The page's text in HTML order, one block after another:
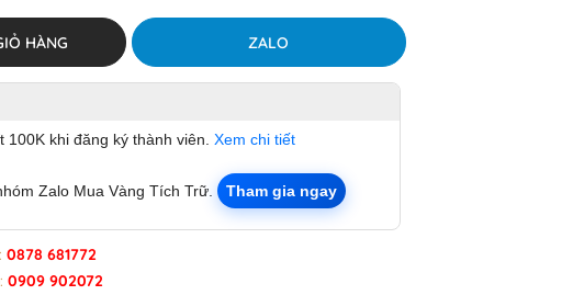
HÀNG ZALO
100K khi đăng ký thành viên. Xem chi tiết
Zalo Mua Vàng Tích Trữ. Tham gia ngay
0878 681772
0909 902072